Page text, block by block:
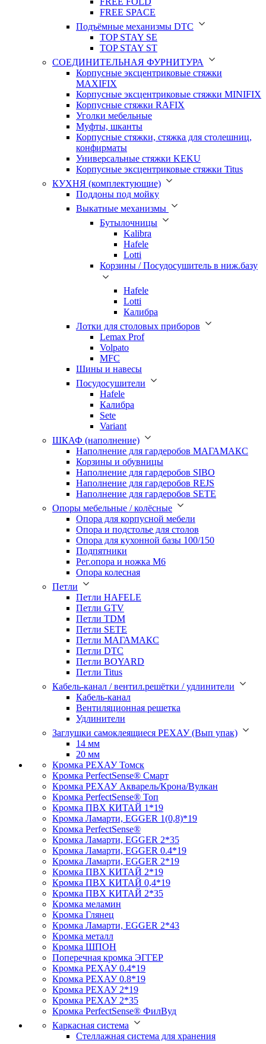
FREE SPACE
Подъёмные механизмы DTC
TOP STAY SE
TOP STAY ST
СОЕДИНИТЕЛЬНАЯ ФУРНИТУРА
Корпусные эксцентриковые стяжки
MAXIFIX
Корпусные эксцентриковые стяжки MINIFIX
Корпусные стяжки RAFIX
Уголки мебельные
Муфты, шканты
Корпусные стяжки, стяжка для столешниц,
конфирматы
Универсальные стяжки KEKU
Корпусные эксцентриковые стяжки Titus
КУХНЯ (комплектующие)
Поддоны под мойку
Выкатные механизмы
Бутылочницы
Kalibra
Hafele
Lotti
Корзины / Посудосушитель в ниж.базу
Hafele
Lotti
Калибра
Лотки для столовых приборов
Lemax Prof
Volpato
MFC
Шины и навесы
Посудосушители
Hafele
Калибра
Sete
Variant
ШКАФ (наполнение)
Наполнение для гардеробов МАГАМАКС
Корзины и обувницы
Наполнение для гардеробов SIBO
Наполнение для гардеробов REJS
Наполнение для гардеробов SETE
Опоры мебельные / колёсные
Опора для корпусной мебели
Опора и подстолье для столов
Опора для кухонной базы 100/150
Подпятники
Рег.опора и ножка М6
Опора колесная
Петли
Петли HAFELE
Петли GTV
Петли TDM
Петли SETE
Петли МАГАМАКС
Петли DTC
Петли BOYARD
Петли Titus
Кабель-канал / вентил.решётки / удлинители
Кабель-канал
Вентиляционная решетка
Удлинители
Заглушки самоклеящиеся РЕХАУ (Вып упак)
14 мм
20 мм
Кромка PЕХАУ Томск
Кромка PerfectSense® Смарт
Кромка PЕХАУ Акварель/Крона/Вулкан
Кромка PerfectSense® Топ
Кромка ПВХ КИТАЙ 1*19
Кромка Ламарти, EGGER 1(0,8)*19
Кромка PerfectSense®
Кромка Ламарти, EGGER 2*35
Кромка Ламарти, EGGER 0.4*19
Кромка Ламарти, EGGER 2*19
Кромка ПВХ КИТАЙ 2*19
Кромка ПВХ КИТАЙ 0,4*19
Кромка ПВХ КИТАЙ 2*35
Кромка меламин
Кромка Глянец
Кромка Ламарти, EGGER 2*43
Кромка металл
Кромка ШПОН
Поперечная кромка ЭГГЕР
Кромка PЕХАУ 0.4*19
Кромка PЕХАУ 0.8*19
Кромка PЕХАУ 2*19
Кромка PЕХАУ 2*35
Кромка PerfectSense® ФилВуд
Каркасная система
Стеллажная система для хранения